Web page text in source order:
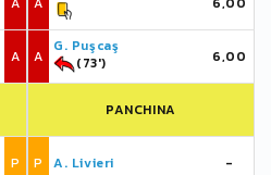
A
P
A
G. Puşcaş
(73')
6,00
PANCHINA
P A. Livieri -